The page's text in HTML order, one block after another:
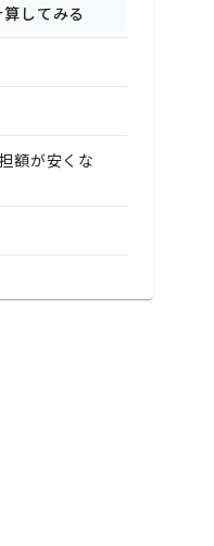
してみる
額が安くな